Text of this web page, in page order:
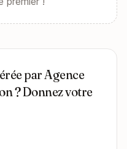
par Agence
? Donnez votre